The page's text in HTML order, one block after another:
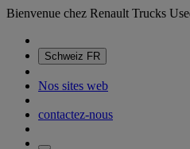
Bienvenue chez Renault Trucks
Schweiz FR
Nos sites web
contactez-nous